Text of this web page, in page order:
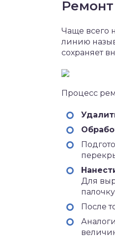
Ремонт
Чаще всего
линию
сохраняет
Процесс
Для
После